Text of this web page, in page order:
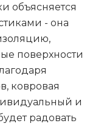
объясняется
- она
поверхности
ковровая
и
радовать